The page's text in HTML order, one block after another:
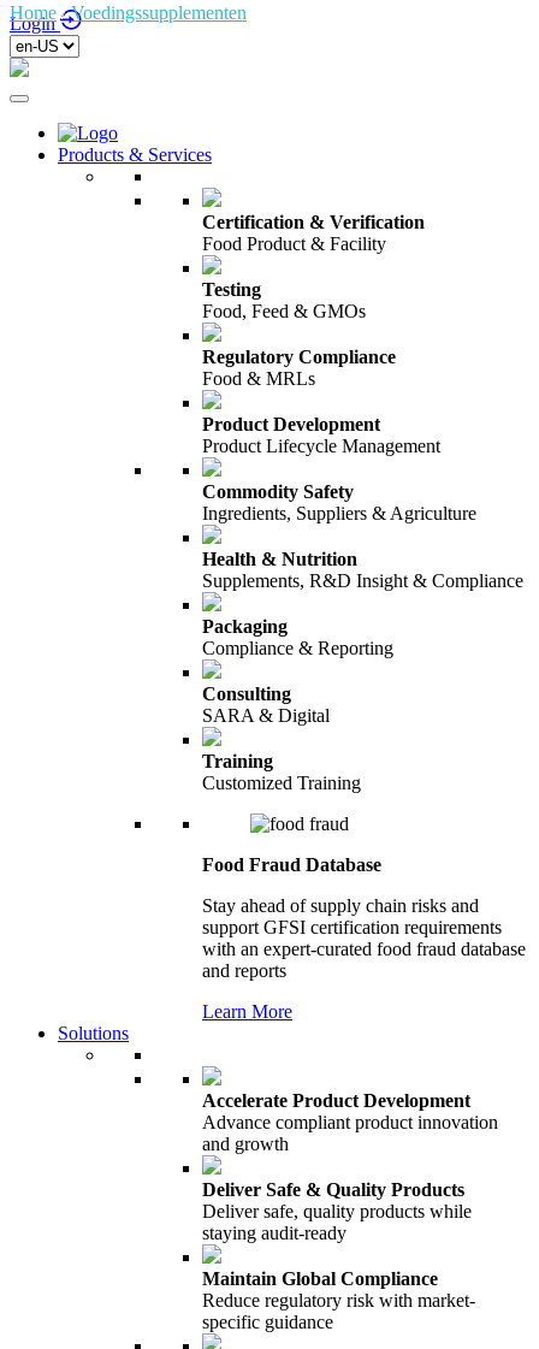
Login
Products & Services
Certification & Verification
Food Product & Facility
Testing
Food, Feed & GMOs
Regulatory Compliance
Food & MRLs
Product Development
Product Lifecycle Management
Commodity Safety
Ingredients, Suppliers & Agriculture
Health & Nutrition
Supplements, R&D Insight & Compliance
Packaging
Compliance & Reporting
Consulting
SARA & Digital
Training
Customized Training
Food Fraud Database
Stay ahead of supply chain risks and
support GFSI certification requirements
with an expert-curated food fraud database
and reports
Learn More
Solutions
Accelerate Product Development
Advance compliant product innovation
and growth
Deliver Safe & Quality Products
Deliver safe, quality products while
staying audit-ready
Maintain Global Compliance
Reduce regulatory risk with market-
specific guidance
Home /Voedingssupplementen